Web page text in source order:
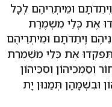
וּמֵיתְרֵיהֶם לְכָל
אֶת כְּלֵי מִשְׁמֶרֶת
וִֽיתֵדֹתָם וּמֵיתְרֵיהֶם
אֶת כְּלֵי מִשְׁמֶרֶת
וְסַמְכֵיהוֹן וְסִכֵּיהוֹן
וּבִשְׁמָהָן תְּמַנוּן יָת